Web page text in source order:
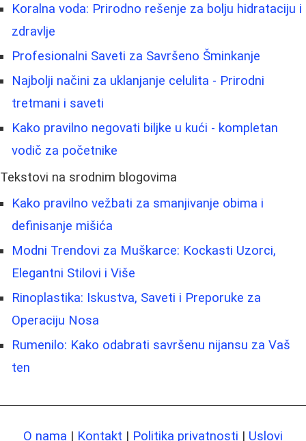
Koralna voda: Prirodno rešenje za bolju hidrataciju i
zdravlje
Profesionalni Saveti za Savršeno Šminkanje
Najbolji načini za uklanjanje celulita - Prirodni
tretmani i saveti
Kako pravilno negovati biljke u kući - kompletan
vodič za početnike
Tekstovi na srodnim blogovima
Kako pravilno vežbati za smanjivanje obima i
definisanje mišića
Modni Trendovi za Muškarce: Kockasti Uzorci,
Elegantni Stilovi i Više
Rinoplastika: Iskustva, Saveti i Preporuke za
Operaciju Nosa
Rumenilo: Kako odabrati savršenu nijansu za Vaš
ten
O nama | Kontakt | Politika privatnosti | Uslovi